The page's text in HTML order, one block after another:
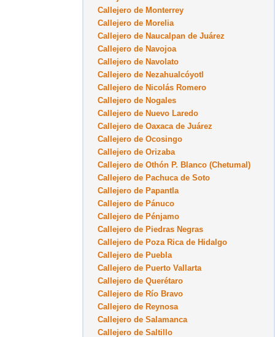
Callejero de Monterrey
Callejero de Morelia
Callejero de Naucalpan de Juárez
Callejero de Navojoa
Callejero de Navolato
Callejero de Nezahualcóyotl
Callejero de Nicolás Romero
Callejero de Nogales
Callejero de Nuevo Laredo
Callejero de Oaxaca de Juárez
Callejero de Ocosingo
Callejero de Orizaba
Callejero de Othón P. Blanco (Chetumal)
Callejero de Pachuca de Soto
Callejero de Papantla
Callejero de Pánuco
Callejero de Pénjamo
Callejero de Piedras Negras
Callejero de Poza Rica de Hidalgo
Callejero de Puebla
Callejero de Puerto Vallarta
Callejero de Querétaro
Callejero de Río Bravo
Callejero de Reynosa
Callejero de Salamanca
Callejero de Saltillo